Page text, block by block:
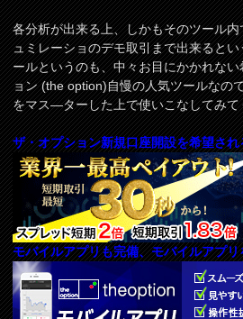
各分析が出来る上、しかもそのツール
ュミレーショのデモ取引まで出来ると
ールというのも、中々お目にかかれな
ョン (the option)自慢の人気ツールなの
をマス―ターした上で使いこなしてみて
ザ・オプション新規口座開設を希望さ
モバイルアプリも完備、モバイルアプ